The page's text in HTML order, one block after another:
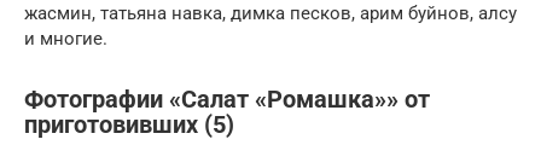
жасмин, татьяна навка, димка песков, арим буйнов, алсу
и многие.
Фотографии «Салат «Ромашка»» от
приготовивших (5)